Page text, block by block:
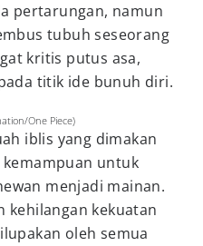
pertarungan, namun
tubuh seseorang
kritis putus asa,
titik ide bunuh diri.
One Piece)
iblis yang dimakan
untuk
menjadi mainan.
kehilangan kekuatan
oleh semua